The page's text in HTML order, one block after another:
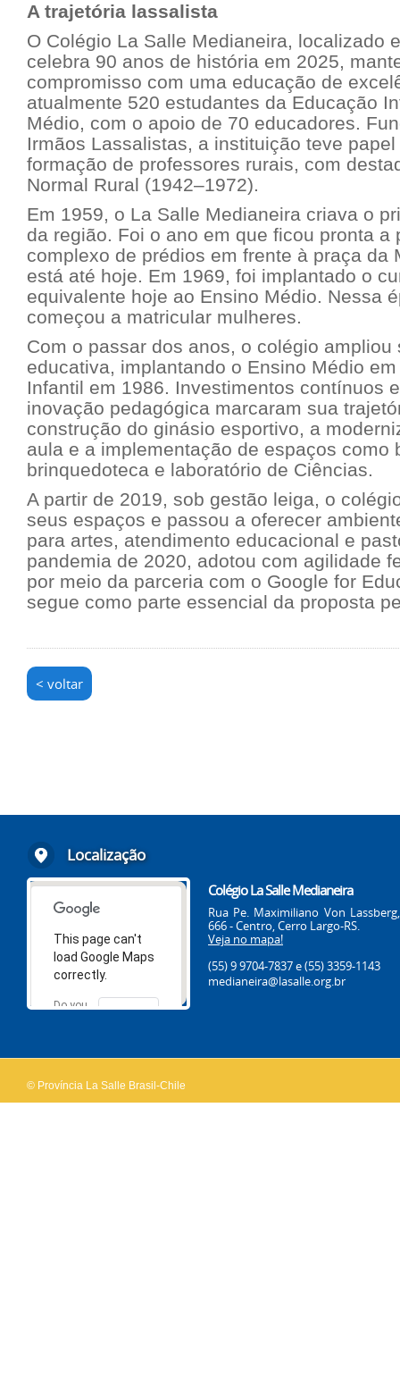
A trajetória lassalista
O Colégio La Salle Medianeira, localizado
celebra 90 anos de história em 2025,
compromisso com uma educação de
atualmente 520 estudantes da Educação
Médio, com o apoio de 70 educadores.
Irmãos Lassalistas, a instituição teve
formação de professores rurais, com
Normal Rural (1942–1972).
Em 1959, o La Salle Medianeira criava o
da região. Foi o ano em que ficou pronta a
complexo de prédios em frente à praça da
está até hoje. Em 1969, foi implantado o
equivalente hoje ao Ensino Médio. Nessa
começou a matricular mulheres.
Com o passar dos anos, o colégio ampliou
educativa, implantando o Ensino Médio
Infantil em 1986. Investimentos contínuos
inovação pedagógica marcaram sua
construção do ginásio esportivo, a
aula e a implementação de espaços como
brinquedoteca e laboratório de Ciências.
A partir de 2019, sob gestão leiga, o
seus espaços e passou a oferecer
para artes, atendimento educacional e
pandemia de 2020, adotou com agilidade
por meio da parceria com o Google for
segue como parte essencial da proposta
< voltar
Localização
This page can't
load Google Maps
correctly.
Do you
OK
Colégio La Salle Medianeira
Rua Pe. Maximiliano Von Lassberg,
666 - Centro, Cerro Largo-RS.
Veja no mapa!
(55) 9 9704-7837e (55) 3359-1143
medianeira@lasalle.org.br
© Província La Salle Brasil-Chile